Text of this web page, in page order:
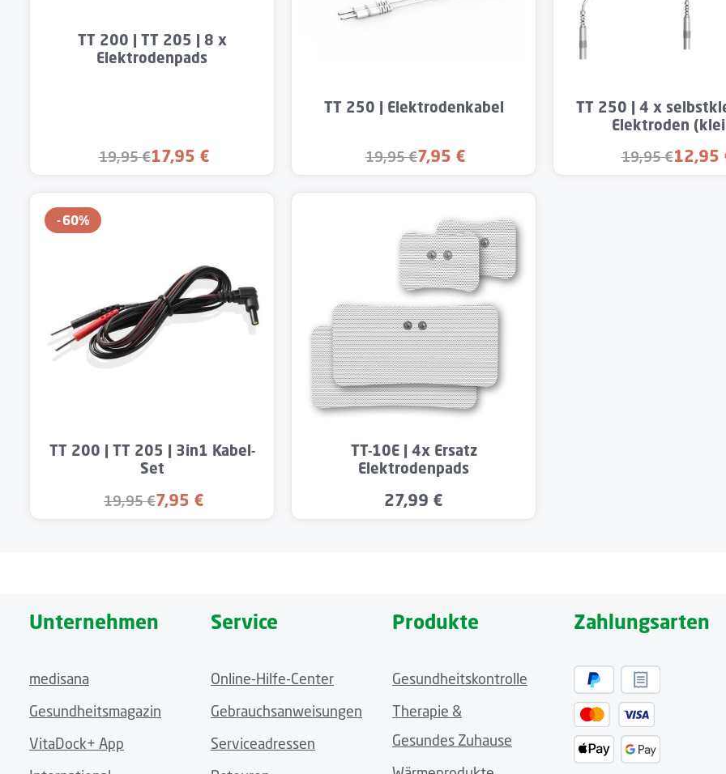
Produkt Anzahl: Gib den gewünschten Wert ein oder benutze die Schaltflächen
TT 200 | TT 205 | 8 x
Elektrodenpads
Verkaufspreis:
17,95 €
Regulärer Preis:
19,95 €
Produkt Anzahl: Gib den gewünschten Wert ein
TT 250 | Elektrodenkabel
Verkaufspreis:
7,95 €
Regulärer Preis:
19,95 €
TT 250 | 4 x
Elektroden
12,95
Regulärer Preis:
19,95 €
60%
Produkt Anzahl: Gib den gewünschten Wert ein oder benutze die Schaltflächen
TT 200 | TT 205 | 3in1 Kabel-
Set
Verkaufspreis:
7,95 €
Regulärer Preis:
19,95 €
Produkt Anzahl: Gib den gewünschten Wert ein
TT-10E | 4x Ersatz
Elektrodenpads
Regulärer Preis:
27,99 €
Unternehmen
medisana
Gesundheitsmagazin
VitaDock+ App
Service
Online-Hilfe-Center
Gebrauchsanweisungen
Serviceadressen
Produkte
Gesundheitskontrolle
Therapie &
Gesundes Zuhause
Zahlungsarten